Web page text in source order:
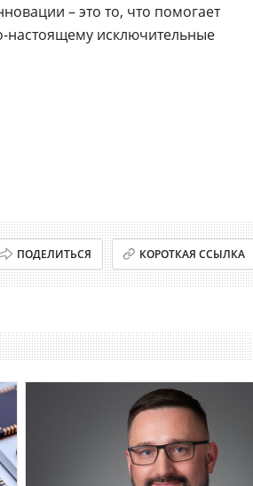
– это то, что помогает
настоящему исключительные
ПОДЕЛИТЬСЯ КОРОТКАЯ ССЫЛКА